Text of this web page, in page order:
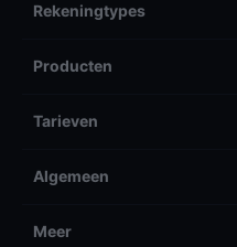
Rekeningtypes
Producten
Tarieven
Algemeen
Meer